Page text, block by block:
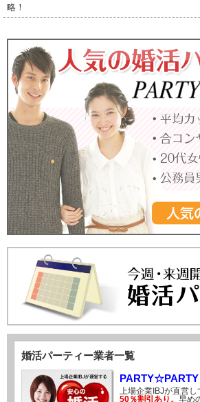
略！
婚活パーティー業者一覧
PARTY☆PARTY
上場企業IBJが直営し
50％割引あり。 早め